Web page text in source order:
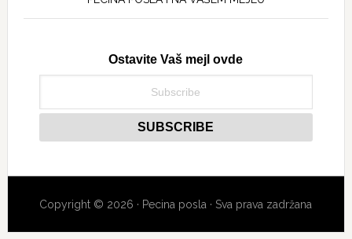
Ostavite Vaš mejl ovde
Copyright © 2026 · Pecina posla · Sva prava zadržana